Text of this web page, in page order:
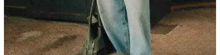
Bli en del av Les Deux Society
Få beskjed om de nyeste kolleksjonene, eventene og samarbeidene –
og få 15 % rabatt på din første bestilling.